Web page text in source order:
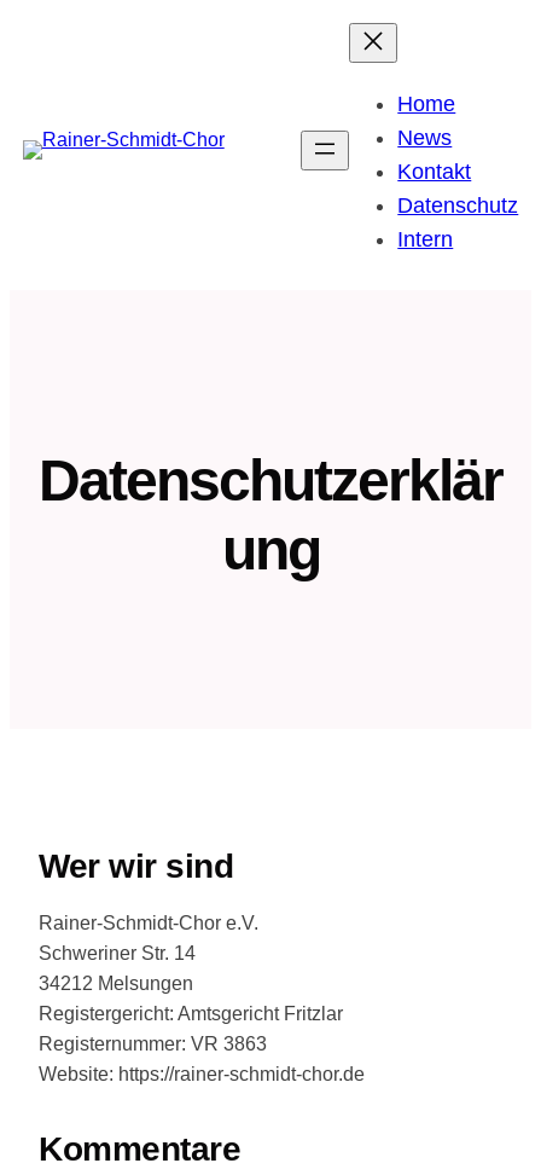
Home
News
Kontakt
Datenschutz
Intern
Datenschutzerklär
ung
Wer wir sind
Rainer-Schmidt-Chor e.V.
Schweriner Str. 14
34212 Melsungen
Registergericht: Amtsgericht Fritzlar
Registernummer: VR 3863
Website: https://rainer-schmidt-chor.de
Kommentare